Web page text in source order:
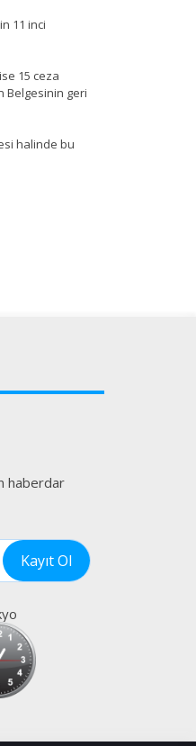
11 inci
15 ceza
Belgesinin geri
halinde bu
haberdar